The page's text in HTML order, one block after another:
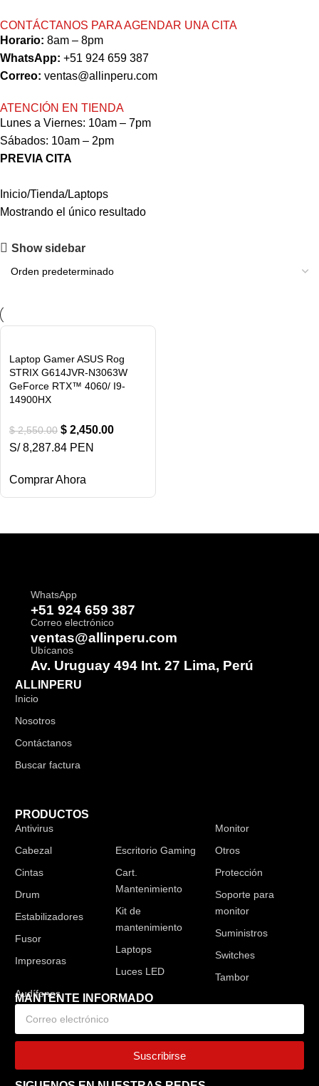
CONTÁCTANOS PARA AGENDAR UNA CITA
Horario: 8am – 8pm
WhatsApp: +51 924 659 387
Correo: ventas@allinperu.com
ATENCIÓN EN TIENDA
Lunes a Viernes: 10am – 7pm
Sábados: 10am – 2pm
PREVIA CITA
Inicio Tienda Laptops
Mostrando el único resultado
Show sidebar
Laptop Gamer ASUS Rog
STRIX G614JVR-N3063W
GeForce RTX™ 4060/ I9-
14900HX
$2,550.00 $ 2,450.00
S/ 8,287.84 PEN
Comprar Ahora
WhatsApp
+51 924 659 387
Correo electrónico
ventas@allinperu.com
Ubícanos
Av. Uruguay 494 Int. 27 Lima, Perú
ALLINPERU
Inicio
Nosotros
Contáctanos
Buscar factura
PRODUCTOS
Antivirus
Cabezal
Cintas
Drum
Estabilizadores
Fusor
Impresoras
Escritorio Gaming
Cart.
Mantenimiento
Kit de
mantenimiento
Laptops
Luces LED
Monitor
Otros
Protección
Soporte para
monitor
Suministros
Switches
Tambor
MANTENTE INFORMADO
Suscribirse